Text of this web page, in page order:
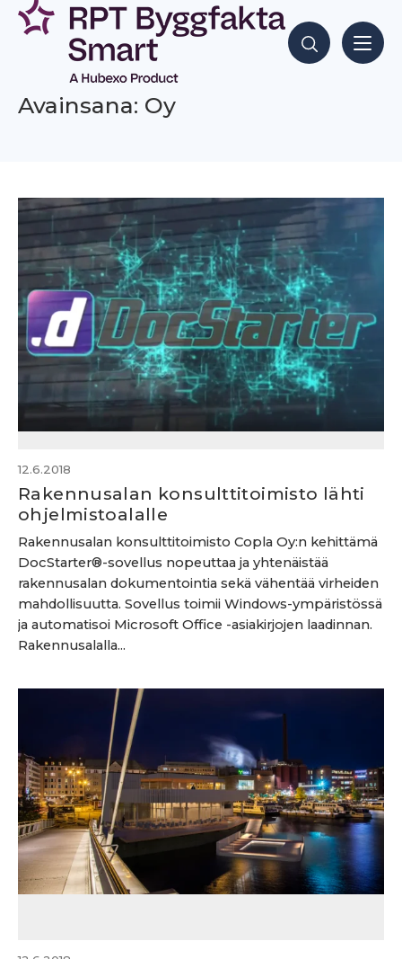
Siirry
sisältöön
Hae sisältöjä
Avainsana: Oy
12.6.2018
Rakennusalan konsulttitoimisto lähti
ohjelmistoalalle
Rakennusalan konsulttitoimisto Copla Oy:n kehittämä
DocStarter®-sovellus nopeuttaa ja yhtenäistää
rakennusalan dokumentointia sekä vähentää virheiden
mahdollisuutta. Sovellus toimii Windows-ympäristössä
ja automatisoi Microsoft Office -asiakirjojen laadinnan.
Rakennusalalla...